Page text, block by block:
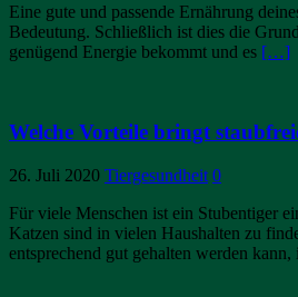
Eine gute und passende Ernährung
Bedeutung. Schließlich ist dies die
genügend Energie bekommt und es […]
Welche Vorteile bringt
26. Juli 2020 Tiergesundheit 0
Für viele Menschen ist ein Stubentiger
Katzen sind in vielen Haushalten zu
entsprechend gut gehalten werden kann,